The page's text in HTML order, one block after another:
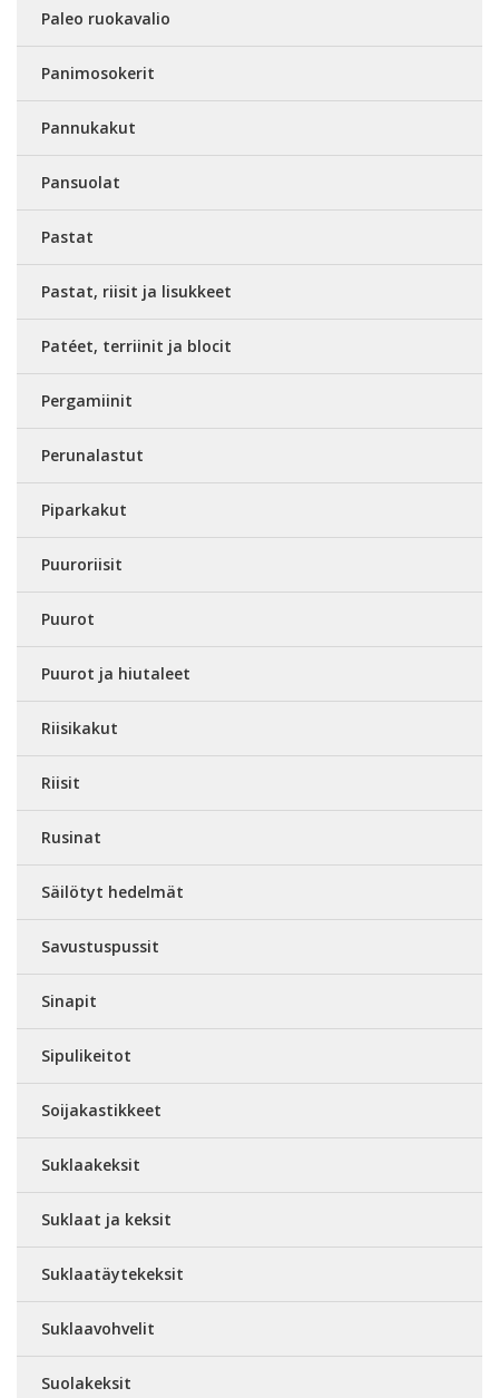
Paleo ruokavalio
Panimosokerit
Pannukakut
Pansuolat
Pastat
Pastat, riisit ja lisukkeet
Patéet, terriinit ja blocit
Pergamiinit
Perunalastut
Piparkakut
Puuroriisit
Puurot
Puurot ja hiutaleet
Riisikakut
Riisit
Rusinat
Säilötyt hedelmät
Savustuspussit
Sinapit
Sipulikeitot
Soijakastikkeet
Suklaakeksit
Suklaat ja keksit
Suklaatäytekeksit
Suklaavohvelit
Suolakeksit